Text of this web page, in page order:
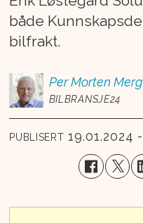
både
bilfrakt.
Per Morten Merg
BILBRANSJE24
PUBLISERT 19.01.2024